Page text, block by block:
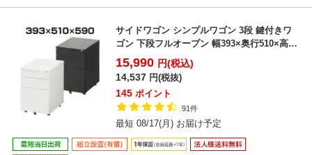
サイドワゴン シンプルワゴン 3段 鍵付きワ
ゴン 下段フルオープン 幅393×奥行510×高さ
590...
15,990 円(税込)
14,537 円(税抜)
145 ポイント
91件
最短 08/17(月) お届け予定